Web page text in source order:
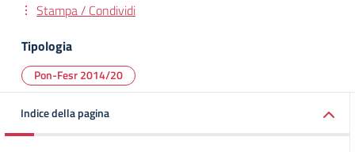
Stampa / Condividi
Tipologia
Pon-Fesr 2014/20
Indice della pagina